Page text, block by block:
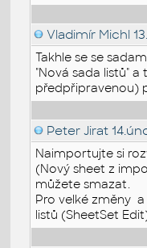
Vladimír Michl
Takhle se se
"Nová sada listů"
předpřipravenou)
Peter Jirat
Naimportujte si
(Nový sheet z
můžete smazat.
Pro velké změny
listů (SheetSet